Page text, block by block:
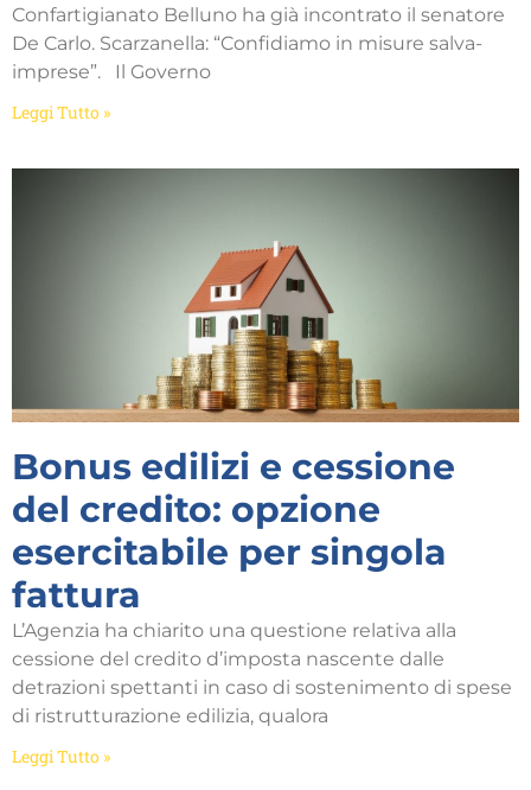
Confartigianato Belluno ha già incontrato il senatore
De Carlo. Scarzanella: “Confidiamo in misure salva-
imprese”. Il Governo
Leggi Tutto »
Bonus edilizi e cessione
del credito: opzione
esercitabile per singola
fattura
L’Agenzia ha chiarito una questione relativa alla
cessione del credito d’imposta nascente dalle
detrazioni spettanti in caso di sostenimento di spese
di ristrutturazione edilizia, qualora
Leggi Tutto »